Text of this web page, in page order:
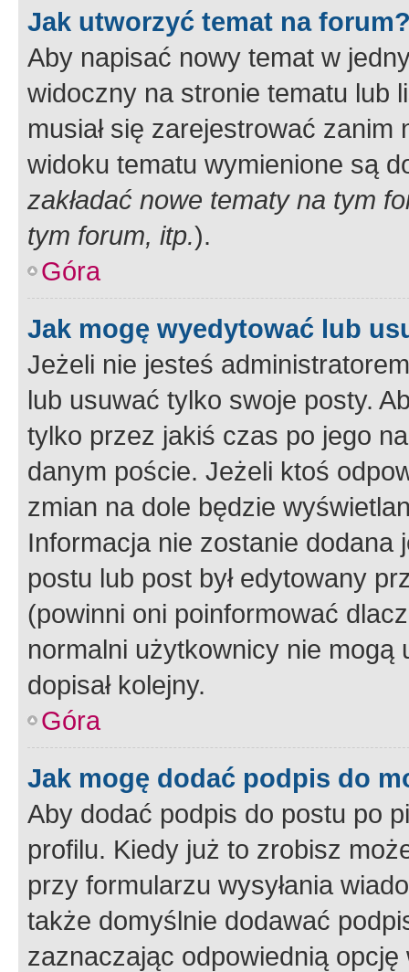
Jak utworzyć temat na
Aby napisać nowy temat w
widoczny na stronie tematu lub
musiał się zarejestrować
widoku tematu wymienione są
zakładać nowe tematy na tym
tym forum, itp.).
Góra
Jak mogę wyedytować lub
Jeżeli nie jesteś
lub usuwać tylko swoje posty.
tylko przez jakiś czas po jego
danym poście. Jeżeli ktoś
zmian na dole będzie
Informacja nie zostanie dodana
postu lub post był edytowany
(powinni oni poinformować
normalni użytkownicy nie
dopisał kolejny.
Góra
Jak mogę dodać podpis do
Aby dodać podpis do postu po
profilu. Kiedy już to zrobisz
przy formularzu wysyłania
także domyślnie dodawać
zaznaczając odpowiednią